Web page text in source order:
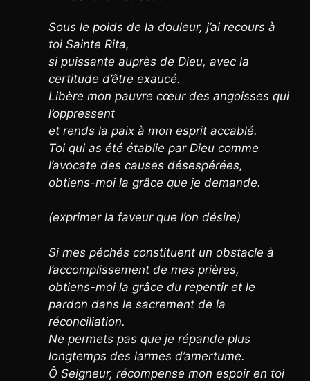
Sous le poids de la douleur, j’ai recours à
toi Sainte Rita,
si puissante auprès de Dieu, avec la
certitude d’être exaucé.
Libère mon pauvre cœur des angoisses qui
l’oppressent
et rends la paix à mon esprit accablé.
Toi qui as été établie par Dieu comme
l’avocate des causes désespérées,
obtiens-moi la grâce que je demande.
(exprimer la faveur que l’on désire)
Si mes péchés constituent un obstacle à
l’accomplissement de mes prières,
obtiens-moi la grâce du repentir et le
pardon dans le sacrement de la
réconciliation.
Ne permets pas que je répande plus
longtemps des larmes d’amertume.
Ô Seigneur, récompense mon espoir en toi